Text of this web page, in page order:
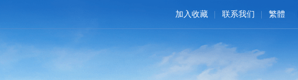
加入收藏 联系我们 繁體